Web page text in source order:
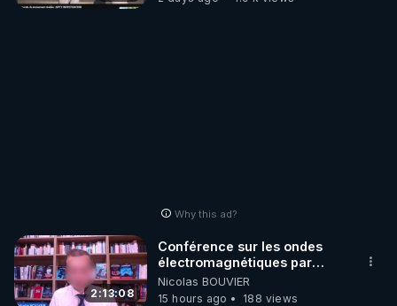
Why this ad?
2:13:08
Conférence sur les ondes
électromagnétiques par
Grégoire Caustru et Bart de
Wever !
Nicolas BOUVIER
15 hours ago
188 views